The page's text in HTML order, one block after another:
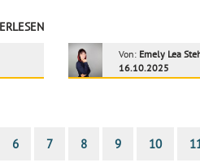
Von: Emely Lea
16.10.2025
6 7 8 9 10